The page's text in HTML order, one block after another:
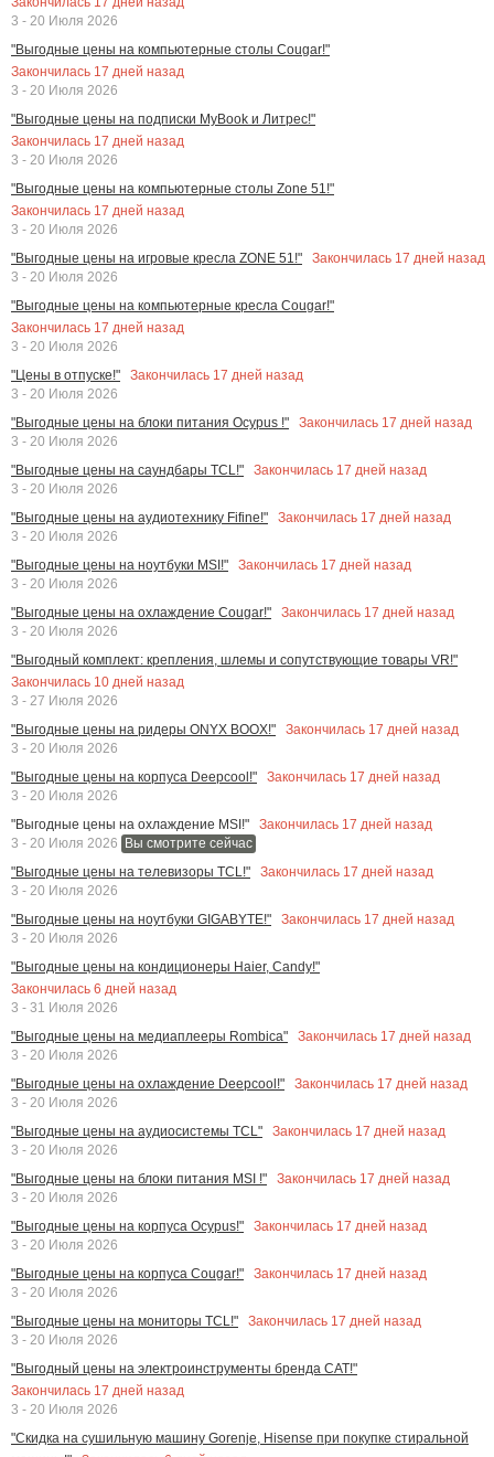
3 - 20 Июля 2026
"Выгодные цены на компьютерные столы Cougar!"
Закончилась 17 дней назад
3 - 20 Июля 2026
"Выгодные цены на подписки MyBook и Литрес!"
Закончилась 17 дней назад
3 - 20 Июля 2026
"Выгодные цены на компьютерные столы Zone 51!"
Закончилась 17 дней назад
3 - 20 Июля 2026
"Выгодные цены на игровые кресла ZONE 51!"
Закончилась 17 дней назад
3 - 20 Июля 2026
"Выгодные цены на компьютерные кресла Cougar!"
Закончилась 17 дней назад
3 - 20 Июля 2026
"Цены в отпуске!"
Закончилась 17 дней назад
3 - 20 Июля 2026
"Выгодные цены на блоки питания Ocypus !"
Закончилась 17 дней назад
3 - 20 Июля 2026
"Выгодные цены на саундбары TCL!"
Закончилась 17 дней назад
3 - 20 Июля 2026
"Выгодные цены на аудиотехнику Fifine!"
Закончилась 17 дней назад
3 - 20 Июля 2026
"Выгодные цены на ноутбуки MSI!"
Закончилась 17 дней назад
3 - 20 Июля 2026
"Выгодные цены на охлаждение Cougar!"
Закончилась 17 дней назад
3 - 20 Июля 2026
"Выгодный комплект: крепления, шлемы и сопутствующие товары VR!"
Закончилась 10 дней назад
3 - 27 Июля 2026
"Выгодные цены на ридеры ONYX BOOX!"
Закончилась 17 дней назад
3 - 20 Июля 2026
"Выгодные цены на корпуса Deepcool!"
Закончилась 17 дней назад
3 - 20 Июля 2026
"Выгодные цены на охлаждение MSI!"
Закончилась 17 дней назад
3 - 20 Июля 2026
Вы смотрите сейчас
"Выгодные цены на телевизоры TCL!"
Закончилась 17 дней назад
3 - 20 Июля 2026
"Выгодные цены на ноутбуки GIGABYTE!"
Закончилась 17 дней назад
3 - 20 Июля 2026
"Выгодные цены на кондиционеры Haier, Candy!"
Закончилась 6 дней назад
3 - 31 Июля 2026
"Выгодные цены на медиаплееры Rombica"
Закончилась 17 дней назад
3 - 20 Июля 2026
"Выгодные цены на охлаждение Deepcool!"
Закончилась 17 дней назад
3 - 20 Июля 2026
"Выгодные цены на аудиосистемы TCL"
Закончилась 17 дней назад
3 - 20 Июля 2026
"Выгодные цены на блоки питания MSI !"
Закончилась 17 дней назад
3 - 20 Июля 2026
"Выгодные цены на корпуса Ocypus!"
Закончилась 17 дней назад
3 - 20 Июля 2026
"Выгодные цены на корпуса Cougar!"
Закончилась 17 дней назад
3 - 20 Июля 2026
"Выгодные цены на мониторы TCL!"
Закончилась 17 дней назад
3 - 20 Июля 2026
"Выгодный цены на электроинструменты бренда CAT!"
Закончилась 17 дней назад
3 - 20 Июля 2026
"Скидка на сушильную машину Gorenje, Hisense при покупке стиральной